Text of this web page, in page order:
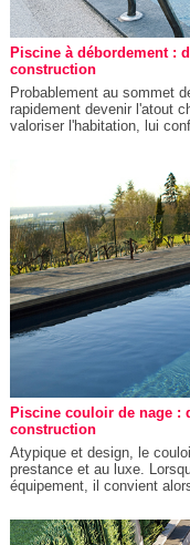
Piscine à débordement :
construction
Probablement au sommet
rapidement devenir l'atout
valoriser l'habitation, lui
Piscine couloir de nage :
construction
Atypique et design, le
prestance et au luxe.
équipement, il convient